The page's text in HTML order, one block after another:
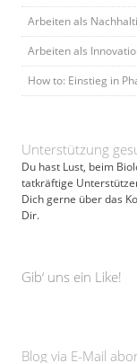
Arbeiten als
Arbeiten als
How to: Einstieg in
Unterstützung
Du hast Lust, beim
tatkräftige
Dich gerne über das
Dir.
Gib‘ uns ein Like!
Blog via E-Mail